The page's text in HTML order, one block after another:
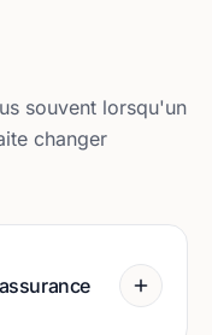
souvent lorsqu'un
changer